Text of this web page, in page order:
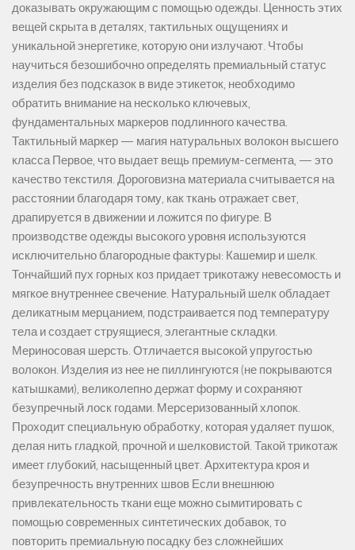
доказывать окружающим с помощью одежды. Ценность этих
вещей скрыта в деталях, тактильных ощущениях и
уникальной энергетике, которую они излучают. Чтобы
научиться безошибочно определять премиальный статус
изделия без подсказок в виде этикеток, необходимо
обратить внимание на несколько ключевых,
фундаментальных маркеров подлинного качества.
Тактильный маркер — магия натуральных волокон высшего
класса Первое, что выдает вещь премиум-сегмента, — это
качество текстиля. Дороговизна материала считывается на
расстоянии благодаря тому, как ткань отражает свет,
драпируется в движении и ложится по фигуре. В
производстве одежды высокого уровня используются
исключительно благородные фактуры: Кашемир и шелк.
Тончайший пух горных коз придает трикотажу невесомость и
мягкое внутреннее свечение. Натуральный шелк обладает
деликатным мерцанием, подстраивается под температуру
тела и создает струящиеся, элегантные складки.
Мериносовая шерсть. Отличается высокой упругостью
волокон. Изделия из нее не пиллингуются (не покрываются
катышками), великолепно держат форму и сохраняют
безупречный лоск годами. Мерсеризованный хлопок.
Проходит специальную обработку, которая удаляет пушок,
делая нить гладкой, прочной и шелковистой. Такой трикотаж
имеет глубокий, насыщенный цвет. Архитектура кроя и
безупречность внутренних швов Если внешнюю
привлекательность ткани еще можно сымитировать с
помощью современных синтетических добавок, то
повторить премиальную посадку без сложнейших